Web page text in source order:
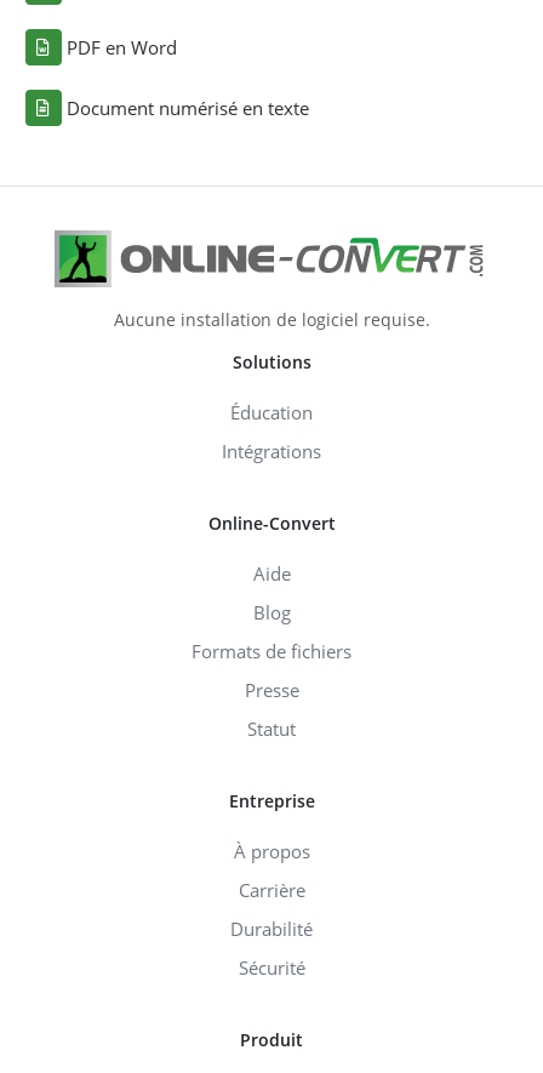
PDF en Word
Document numérisé en texte
Aucune installation de logiciel requise.
Solutions
Éducation
Intégrations
Online-Convert
Aide
Blog
Formats de fichiers
Presse
Statut
Entreprise
À propos
Carrière
Durabilité
Sécurité
Produit